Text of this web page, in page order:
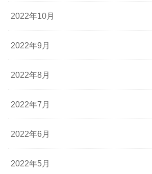
2022年10月
2022年9月
2022年8月
2022年7月
2022年6月
2022年5月